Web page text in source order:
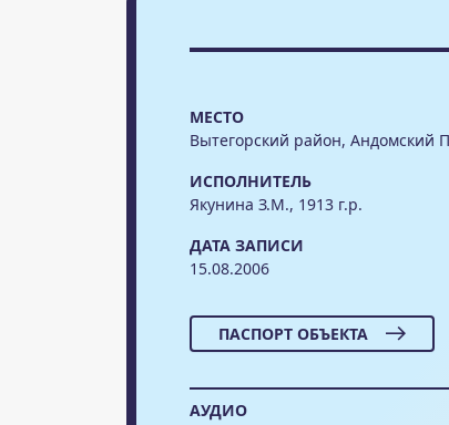
МЕСТО
Вытегорский район, Андомский
ИСПОЛНИТЕЛЬ
Якунина З.М., 1913 г.р.
ДАТА ЗАПИСИ
15.08.2006
ПАСПОРТ ОБЪЕКТА
АУДИО